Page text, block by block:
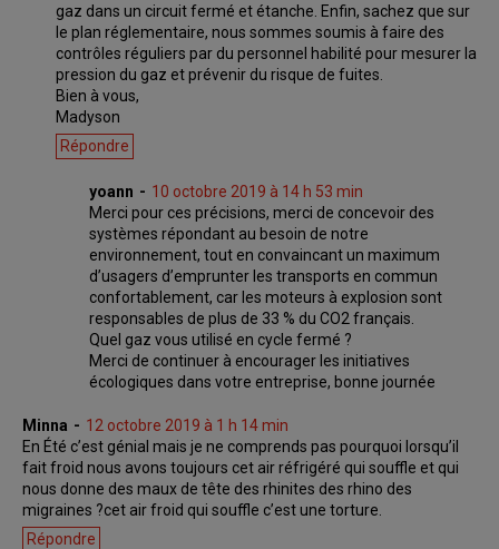
gaz dans un circuit fermé et étanche. Enfin, sachez que sur
le plan réglementaire, nous sommes soumis à faire des
contrôles réguliers par du personnel habilité pour mesurer la
pression du gaz et prévenir du risque de fuites.
Bien à vous,
Madyson
Répondre
yoann
10 octobre 2019 à 14 h 53 min
Merci pour ces précisions, merci de concevoir des
systèmes répondant au besoin de notre
environnement, tout en convaincant un maximum
d’usagers d’emprunter les transports en commun
confortablement, car les moteurs à explosion sont
responsables de plus de 33 % du CO2 français.
Quel gaz vous utilisé en cycle fermé ?
Merci de continuer à encourager les initiatives
écologiques dans votre entreprise, bonne journée
Minna
12 octobre 2019 à 1 h 14 min
En Été c’est génial mais je ne comprends pas pourquoi lorsqu’il
fait froid nous avons toujours cet air réfrigéré qui souffle et qui
nous donne des maux de tête des rhinites des rhino des
migraines ?cet air froid qui souffle c’est une torture.
Répondre